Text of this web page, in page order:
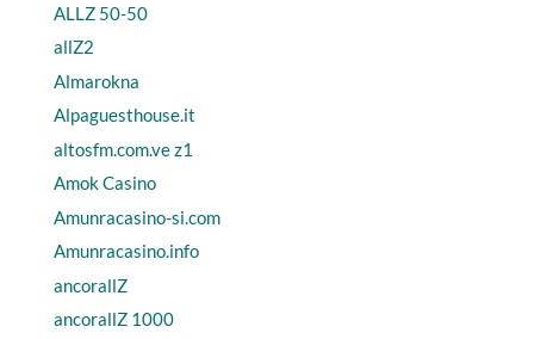
ALLZ 50-50
allZ2
Almarokna
Alpaguesthouse.it
altosfm.com.ve z1
Amok Casino
Amunracasino-si.com
Amunracasino.info
ancorallZ
ancorallZ 1000